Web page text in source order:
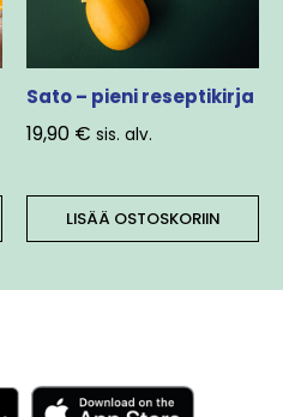
Sato – pieni reseptikirja
19,90 € sis. alv.
LISÄÄ OSTOSKORIIN